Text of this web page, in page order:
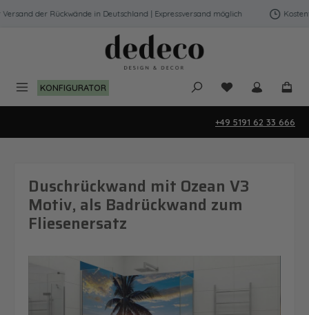
Zum Hauptinhalt springen
der Rückwände in Deutschland | Expressversand möglich
KONFIGURATOR Du hast 0
+49 5191 62 33 666
Duschrückwand mit Ozean V3
Motiv, als Badrückwand zum
Fliesenersatz
Bildergalerie überspringen